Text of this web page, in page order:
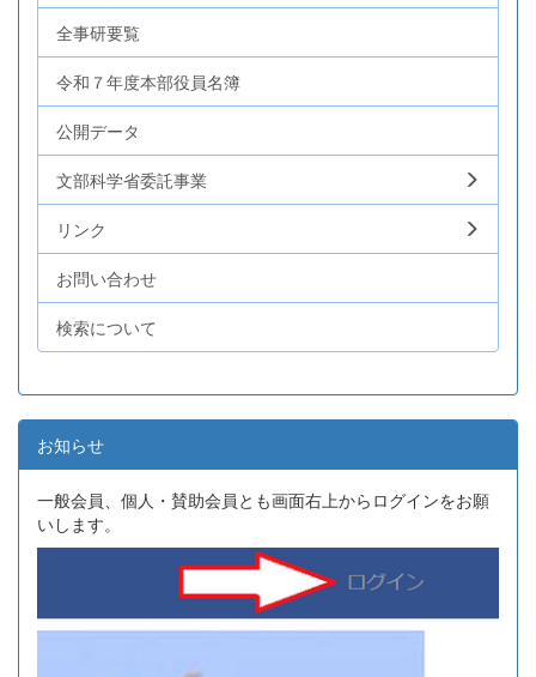
全事研要覧
令和７年度本部役員名簿
公開データ
文部科学省委託事業
リンク
お問い合わせ
検索について
お知らせ
一般会員、個人・賛助会員とも画面右上からログインをお願
いします。